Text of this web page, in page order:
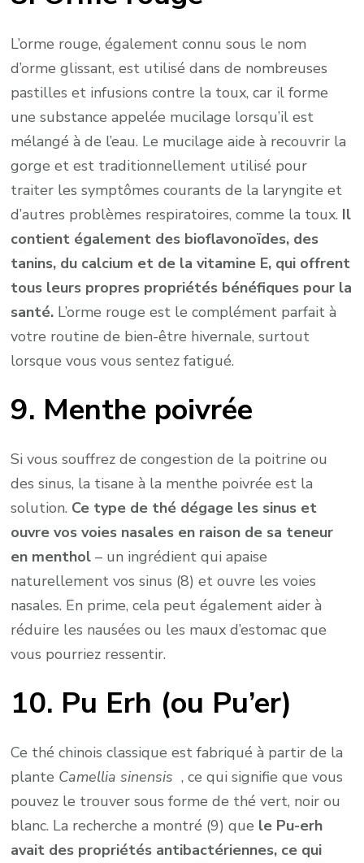
L’orme rouge, également connu sous le nom
d’orme glissant, est utilisé dans de nombreuses
pastilles et infusions contre la toux, car il forme
une substance appelée mucilage lorsqu’il est
mélangé à de l’eau. Le mucilage aide à recouvrir la
gorge et est traditionnellement utilisé pour
traiter les symptômes courants de la laryngite et
d’autres problèmes respiratoires, comme la toux. Il
contient également des bioflavonoïdes, des
tanins, du calcium et de la vitamine E, qui offrent
tous leurs propres propriétés bénéfiques pour la
santé. L’orme rouge est le complément parfait à
votre routine de bien-être hivernale, surtout
lorsque vous vous sentez fatigué.
9. Menthe poivrée
Si vous souffrez de congestion de la poitrine ou
des sinus, la tisane à la menthe poivrée est la
solution. Ce type de thé dégage les sinus et
ouvre vos voies nasales en raison de sa teneur
en menthol – un ingrédient qui apaise
naturellement vos sinus (8) et ouvre les voies
nasales. En prime, cela peut également aider à
réduire les nausées ou les maux d’estomac que
vous pourriez ressentir.
10. Pu Erh (ou Pu’er)
Ce thé chinois classique est fabriqué à partir de la
plante Camellia sinensis , ce qui signifie que vous
pouvez le trouver sous forme de thé vert, noir ou
blanc. La recherche a montré (9) que le Pu-erh
avait des propriétés antibactériennes, ce qui